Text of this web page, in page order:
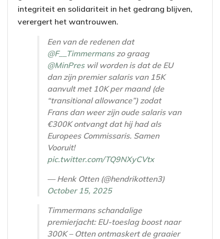
integriteit en solidariteit in het gedrang blijven,
verergert het wantrouwen.
Een van de redenen dat
@F__Timmermanszo graag
@MinPreswil worden is dat de EU
dan zijn premier salaris van 15K
aanvult met 10K per maand (de
“transitional allowance”) zodat
Frans dan weer zijn oude salaris van
€300K ontvangt dat hij had als
Europees Commissaris. Samen
Vooruit!
pic.twitter.com/TQ9NXyCVtx
— Henk Otten (@hendrikotten3)
October 15, 2025
Timmermans schandalige
premierjacht: EU-toeslag boost naar
300K – Otten ontmaskert de graaier